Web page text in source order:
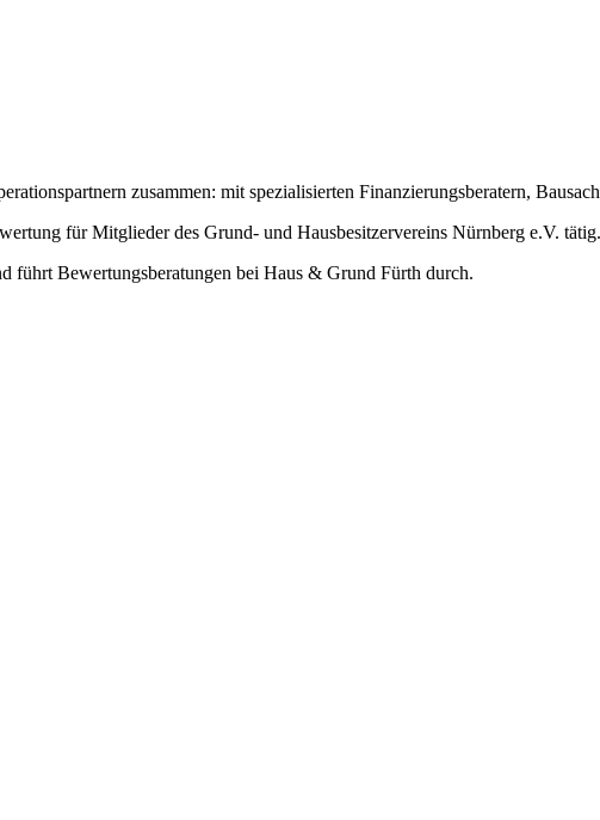
zusammen: mit spezialisierten Finanzierungsberatern,
für Mitglieder des Grund- und Hausbesitzervereins Nürnberg e.V. tätig.
Bewertungsberatungen bei Haus & Grund Fürth durch.